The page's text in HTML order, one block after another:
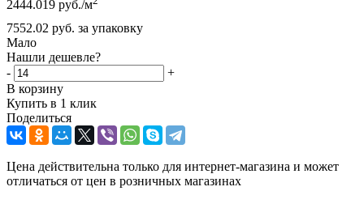
2444.019 руб./м
7552.02 руб. за упаковку
Мало
Нашли дешевле?
-
+
В корзину
Купить в 1 клик
Поделиться
Цена действительна только для интернет-магазина и может
отличаться от цен в розничных магазинах